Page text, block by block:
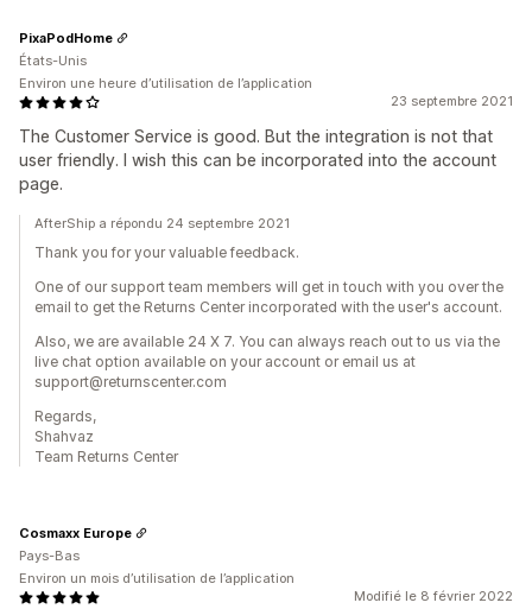
23 septembre 2021
The Customer Service is good. But the integration is not that
user friendly. I wish this can be incorporated into the account
page.
PixaPodHome
États-Unis
Environ une heure d’utilisation de l’application
AfterShip a répondu 24 septembre 2021
Thank you for your valuable feedback.
One of our support team members will get in touch with you over the
email to get the Returns Center incorporated with the user's account.
Also, we are available 24 X 7. You can always reach out to us via the
live chat option available on your account or email us at
support@returnscenter.com
Regards,
Shahvaz
Team Returns Center
Modifié le 8 février 2022
Cosmaxx Europe
Pays-Bas
Environ un mois d’utilisation de l’application